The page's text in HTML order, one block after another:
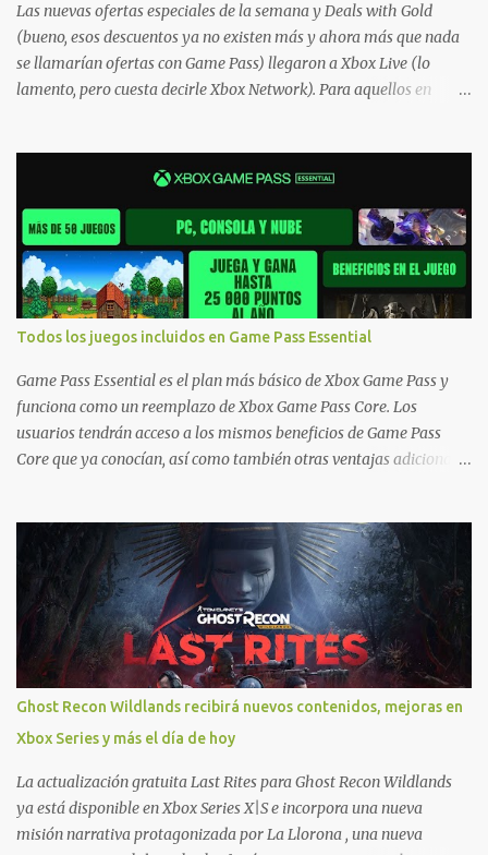
Las nuevas ofertas especiales de la semana y Deals with Gold
(bueno, esos descuentos ya no existen más y ahora más que nada
se llamarían ofertas con Game Pass) llegaron a Xbox Live (lo
lamento, pero cuesta decirle Xbox Network). Para aquellos en
jugarlos y mantener un progreso compartido en Windows PC y
Xbox, y tenemos un listado de juegos compatibles por acá . ¿Aún
necesitas una mano con las compras? Tenemos un tutorial extenso
o en vídeo para que se quiten todas las dudas generales de cómo
hacer compras en Xbox . Podes consultar un listado más completo
de promociones desde xbox.com. El post puede tener
actualizaciones regulares o cambios ante cualquier error. Ofertas
- Argentina Ofertas - Chile Ofertas - Colombia Ofertas - México
Ofertas - Estados Unidos Ofertas - España Todas las ofertas de
Xbox One también aplican a Xbox Series, a excepción de los jue...
Todos los juegos incluidos en Game Pass Essential
Game Pass Essential es el plan más básico de Xbox Game Pass y
funciona como un reemplazo de Xbox Game Pass Core. Los
usuarios tendrán acceso a los mismos beneficios de Game Pass
Core que ya conocían, así como también otras ventajas adicionales
que están en Xbox y PC, que van desde skins, desbloqueo de
personajes, paquetes de armas hasta emotes, monedas virtuales y
más para diferentes títulos. Todas estas ventajas se pueden
reclamar desde la sección de Game Pass o en tu aplicación de Xbox
yendo directamente a la pestaña de Game Pass. Essential también
ahora sumará el acceso a la Nube de Xbox, el cual nos permitite
jugar una pequeña porción de los juegos de la suscripción
mediante xCloud y más de 600 juegos compatibles si es que los
compramos previamente (con más títulos en camino a ser
compatibles con la función Transmite tu Propios Juegos). Pueden
leer más...
Ghost Recon Wildlands recibirá nuevos contenidos, mejoras en
Xbox Series y más el día de hoy
La actualización gratuita Last Rites para Ghost Recon Wildlands
ya está disponible en Xbox Series X|S e incorpora una nueva
misión narrativa protagonizada por La Llorona , una nueva